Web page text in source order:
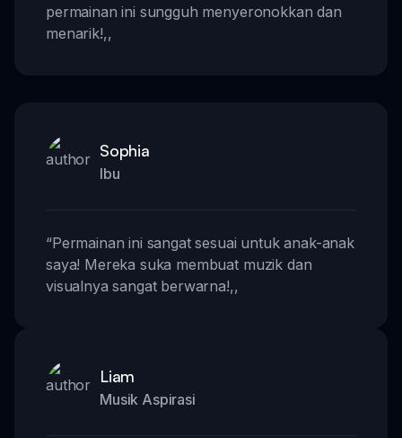
permainan ini sungguh menyeronokkan dan
menarik!,,
Sophia
Ibu
“Permainan ini sangat sesuai untuk anak-anak
saya! Mereka suka membuat muzik dan
visualnya sangat berwarna!,,
Liam
Musik Aspirasi